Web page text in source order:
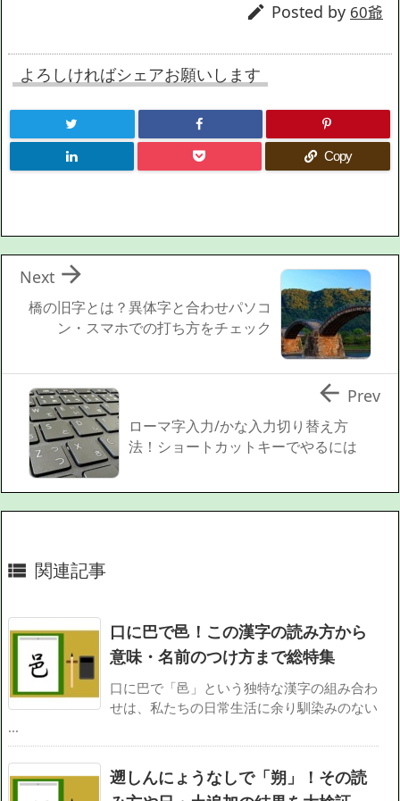
 Posted by 60爺
よろしければシェアお願いします
Copy
橋の旧字とは？異体字と合わせパソコ
ン・スマホでの打ち方をチェック

Next
ローマ字入力/かな入力切り替え方
法！ショートカットキーでやるには
 Prev
 関連記事
口に巴で邑！この漢字の読み方から
意味・名前のつけ方まで総特集
口に巴で「邑」という独特な漢字の組み合わ
せは、私たちの日常生活に余り馴染みのない
...
遡しんにょうなしで「朔」！その読